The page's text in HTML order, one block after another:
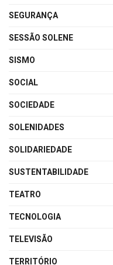
SEGURANÇA
SESSÃO SOLENE
SISMO
SOCIAL
SOCIEDADE
SOLENIDADES
SOLIDARIEDADE
SUSTENTABILIDADE
TEATRO
TECNOLOGIA
TELEVISÃO
TERRITÓRIO